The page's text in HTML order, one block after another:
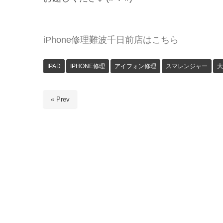
iPhone修理難波千日前店はこちら
IPAD IPHONE修理 アイフォン修理 スマレンジャー
« Prev